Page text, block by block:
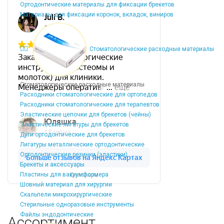
Ортодонтические материалы для фиксации брекетов
Материалы для фиксации коронок, вкладок, виниров
Стоматологические расходные материалы
Стоматологические расходные материалы
Расходники стоматологические для ортопедов
Расходники стоматологические для терапевтов
Эластические цепочки для брекетов (чейны)
Эластические лигатуры для брекетов
Дуги ортодонтические для брекетов
Лигатуры металлические ортодонтические
Ортодонтические резинки (эластики)
Брекеты и аксессуары
Пластины для вакуумформера
Шовный материал для хирургии
Скальпели микрохирургические
Стерильные одноразовые инструменты
Файлы эндодонтические
Dentins.ru